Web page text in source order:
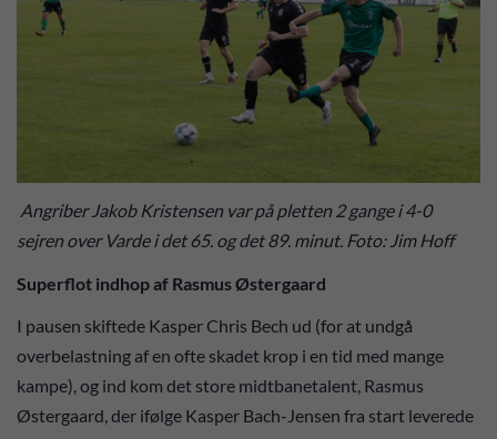
Angriber Jakob Kristensen var på pletten 2 gange i 4-0
sejren over Varde i det 65. og det 89. minut. Foto: Jim Hoff
Superflot indhop af Rasmus Østergaard
I pausen skiftede Kasper Chris Bech ud (for at undgå
overbelastning af en ofte skadet krop i en tid med mange
kampe), og ind kom det store midtbanetalent, Rasmus
Østergaard, der ifølge Kasper Bach-Jensen fra start leverede